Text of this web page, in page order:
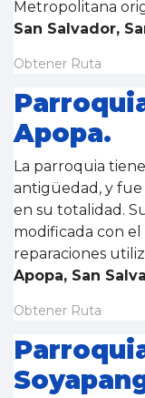
Metropolitana
San Salvador,
Obtener Ruta
Apopa.
La parroquia
antigüedad, y
en su totalidad.
modificada con
reparaciones
Apopa, San
Obtener Ruta